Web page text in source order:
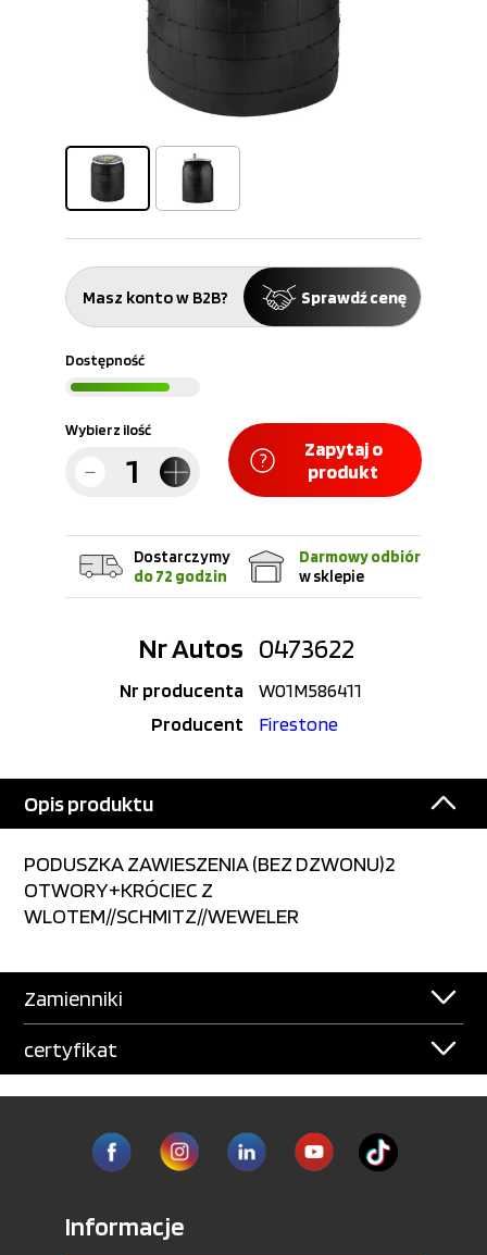
Masz konto w B2B? Sprawdź cenę
Dostępność
Wybierz ilość
Zapytaj o
produkt
Dostarczymy
do 72 godzin
Darmowy odbiór
w sklepie
Nr Autos 0473622
Nr producenta
W01M586411
Producent
Firestone
Opis produktu
PODUSZKA ZAWIESZENIA (BEZ DZWONU)2
OTWORY+KRÓCIEC Z
WLOTEM//SCHMITZ//WEWELER
Zamienniki
certyfikat
Informacje